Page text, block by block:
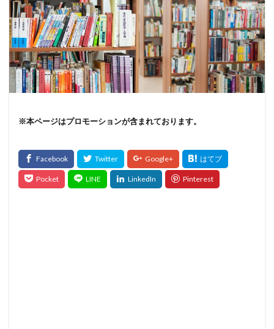
※本ページはプロモーションが含まれております。